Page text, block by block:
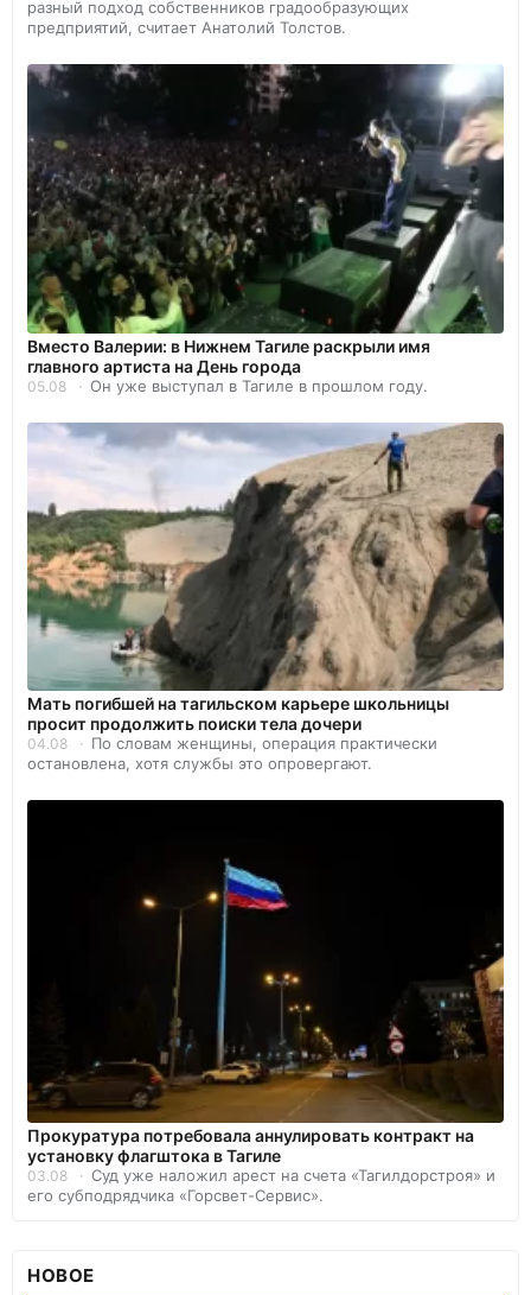
разный подход собственников градообразующих
предприятий, считает Анатолий Толстов.
Вместо Валерии: в Нижнем Тагиле раскрыли имя
главного артиста на День города
05.08 Он уже выступал в Тагиле в прошлом году.
Мать погибшей на тагильском карьере школьницы
просит продолжить поиски тела дочери
04.08
По словам женщины, операция практически
остановлена, хотя службы это опровергают.
Прокуратура потребовала аннулировать контракт на
установку флагштока в Тагиле
03.08
Суд уже наложил арест на счета «Тагилдорстроя» и
его субподрядчика «Горсвет-Сервис».
НОВОЕ